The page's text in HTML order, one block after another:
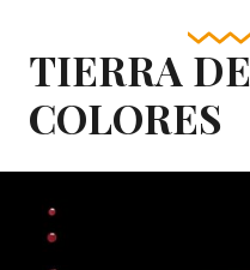
content
TIERRA DE
COLORES